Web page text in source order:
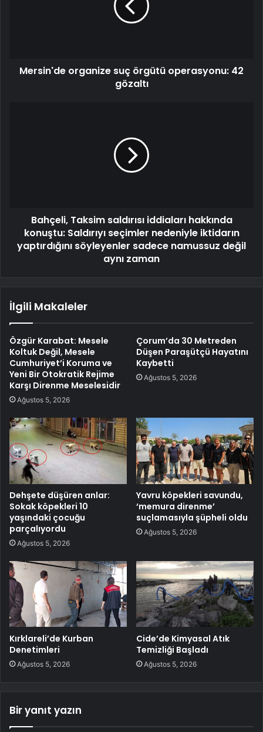
Mersin'de organize suç örgütü operasyonu: 42
gözaltı
Bahçeli, Taksim saldırısı iddiaları hakkında
konuştu: Saldırıyı seçimler nedeniyle iktidarın
yaptırdığını söyleyenler sadece namussuz değil
aynı zaman
İlgili Makaleler
Özgür Karabat: Mesele
Koltuk Değil, Mesele
Cumhuriyet’i Koruma ve
Yeni Bir Otokratik Rejime
Karşı Direnme Meselesidir
Ağustos 5, 2026
Çorum’da 30 Metreden
Düşen Paraşütçü Hayatını
Kaybetti
Ağustos 5, 2026
Dehşete düşüren anlar:
Sokak köpekleri 10
yaşındaki çocuğu
parçalıyordu
Ağustos 5, 2026
Yavru köpekleri savundu,
‘memura direnme’
suçlamasıyla şüpheli oldu
Ağustos 5, 2026
Kırklareli’de Kurban
Denetimleri
Ağustos 5, 2026
Cide’de Kimyasal Atık
Temizliği Başladı
Ağustos 5, 2026
Bir yanıt yazın